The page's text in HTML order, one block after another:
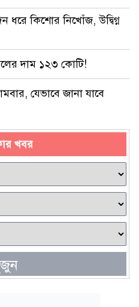
ধরে কিশোর নিখোঁজ, উদ্বিগ্ন
দাম ১২৩ কোটি!
যেভাবে জানা যাবে
খবর